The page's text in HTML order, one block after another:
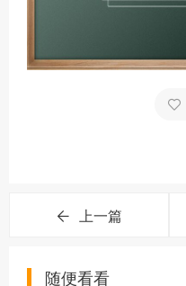
上一篇
随便看看